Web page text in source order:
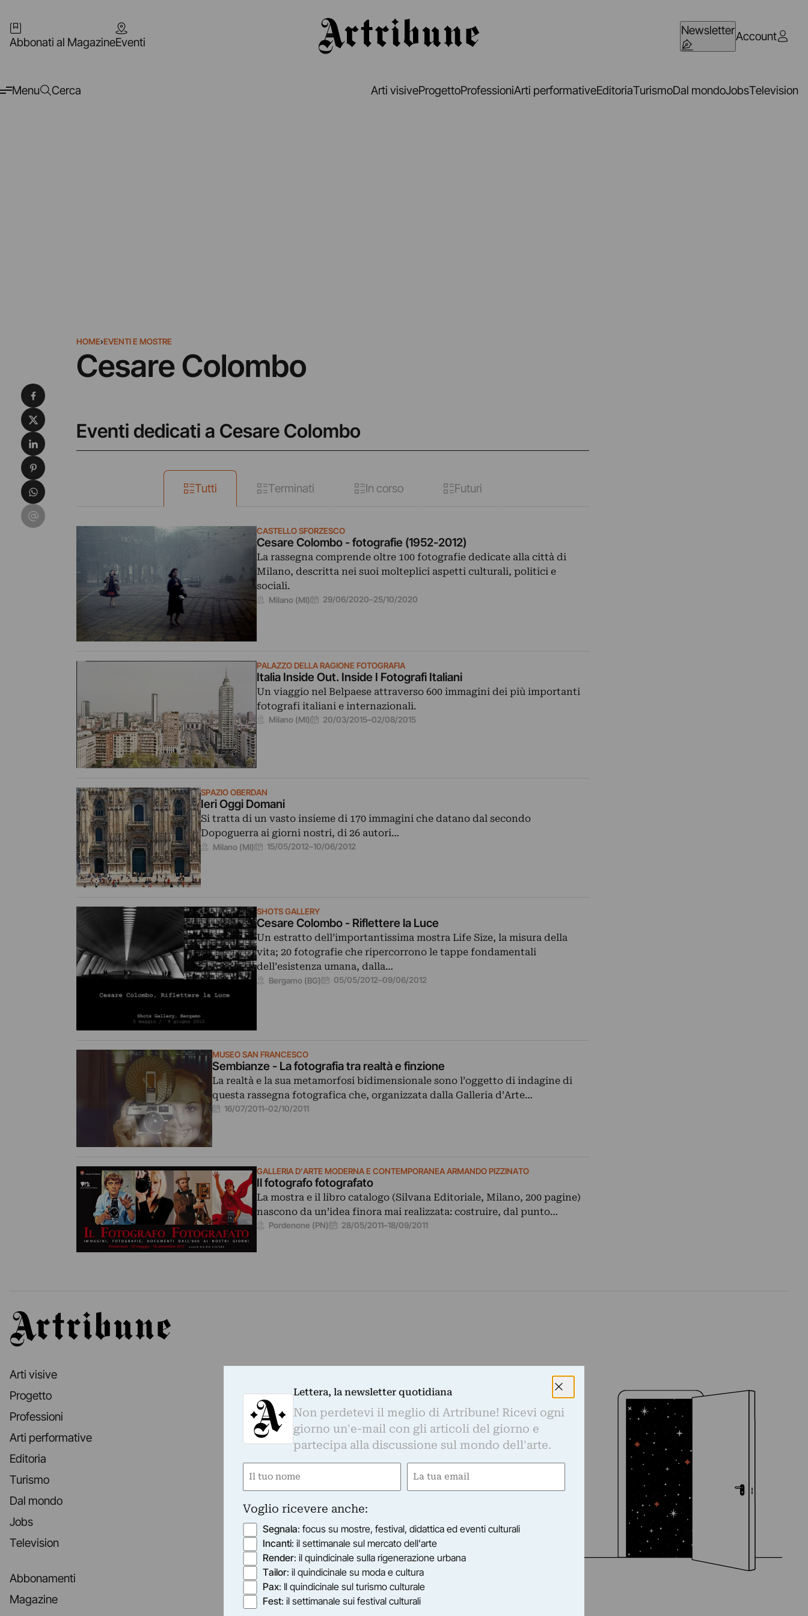
Abbonati al MagazineEventi
NewsletterAccount
Menu Cerca Arti visiveProgettoProfessioniArti performativeEditoriaTurismoDal mondoJobsTelevision
HOME›EVENTI E MOSTRE
Cesare Colombo
Eventi dedicati a Cesare Colombo
Tutti Terminati In corso Futuri
CASTELLO SFORZESCO
Cesare Colombo - fotografie (1952-2012)
La rassegna comprende oltre 100 fotografie dedicate alla città di
Milano, descritta nei suoi molteplici aspetti culturali, politici e
sociali.
Milano (MI) 29/06/2020–25/10/2020
PALAZZO DELLA RAGIONE FOTOGRAFIA
Italia Inside Out. Inside I Fotografi Italiani
Un viaggio nel Belpaese attraverso 600 immagini dei più importanti
fotografi italiani e internazionali.
Milano (MI) 20/03/2015–02/08/2015
SPAZIO OBERDAN
Ieri Oggi Domani
Si tratta di un vasto insieme di 170 immagini che datano dal secondo
Dopoguerra ai giorni nostri, di 26 autori…
Milano (MI) 15/05/2012–10/06/2012
SHOTS GALLERY
Cesare Colombo - Riflettere la Luce
Un estratto dell’importantissima mostra Life Size, la misura della
vita; 20 fotografie che ripercorrono le tappe fondamentali
dell’esistenza umana, dalla…
Bergamo (BG) 05/05/2012–09/06/2012
MUSEO SAN FRANCESCO
Sembianze - La fotografia tra realtà e finzione
La realtà e la sua metamorfosi bidimensionale sono l’oggetto di indagine di
questa rassegna fotografica che, organizzata dalla Galleria d’Arte…
16/07/2011–02/10/2011
GALLERIA D'ARTE MODERNA E CONTEMPORANEA ARMANDO PIZZINATO
Il fotografo fotografato
La mostra e il libro catalogo (Silvana Editoriale, Milano, 200 pagine)
nascono da un’idea finora mai realizzata: costruire, dal punto…
Pordenone (PN) 28/05/2011–18/09/2011
Condividi su Facebook
Condividi su X
Condividi su LinkedIn
Condividi su Pinterest
Condividi su WhatsApp
Condividi su Email
Artribune
Arti visive
Progetto
Professioni
Arti performative
Editoria
Turismo
Dal mondo
Jobs
Television
Abbonamenti
Magazine
Lettera, la newsletter quotidiana
Non perdetevi il meglio di Artribune! Ricevi ogni
giorno un'e-mail con gli articoli del giorno e
partecipa alla discussione sul mondo dell'arte.
Nome
Email
Voglio ricevere anche:
Segnala: focus su mostre, festival, didattica ed eventi culturali
Incanti: il settimanale sul mercato dell'arte
Render: il quindicinale sulla rigenerazione urbana
Tailor: il quindicinale su moda e cultura
Pax: Il quindicinale sul turismo culturale
Fest: il settimanale sui festival culturali